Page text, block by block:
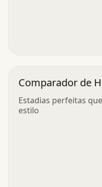
Comparador de
Estadias perfeitas
estilo